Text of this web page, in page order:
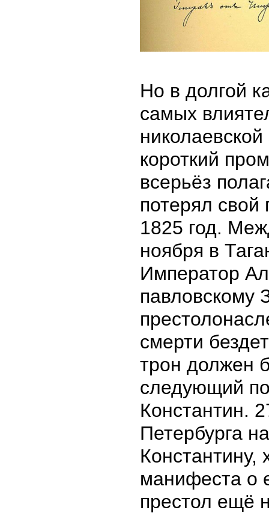
Но в долгой
самых
короткий
всерьёз
потерял
1825 год.
ноября в
Император
павловскому
смерти
трон должен
следующий
Константин.
Петербурга
Константину,
манифеста о
престол ещё